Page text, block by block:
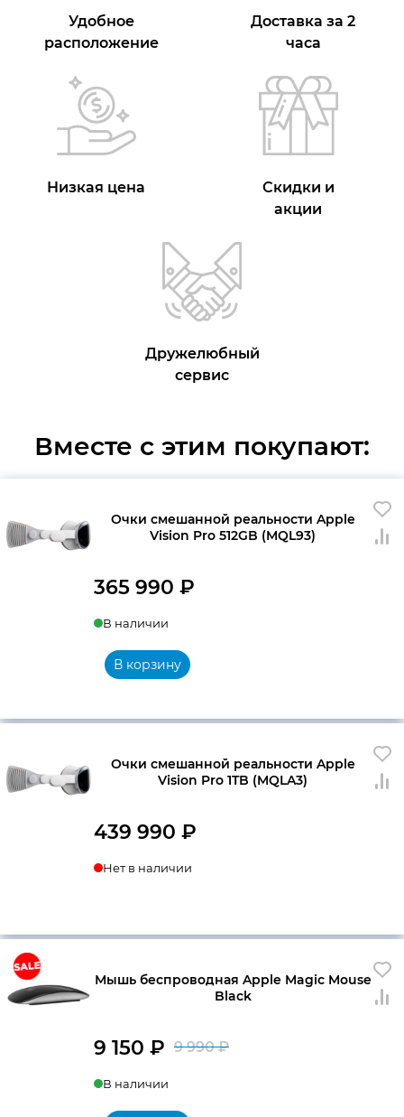
Удобное
расположение
Доставка за 2
часа
Низкая цена
Скидки и
акции
Дружелюбный
сервис
Вместе с этим покупают:
Очки смешанной реальности Apple
Vision Pro 512GB (MQL93)
365 990 ₽
В наличии
В корзину
Очки смешанной реальности Apple
Vision Pro 1TB (MQLA3)
439 990 ₽
Нет в наличии
Мышь беспроводная Apple Magic Mouse
Black
9 990₽
9 150 ₽
В наличии